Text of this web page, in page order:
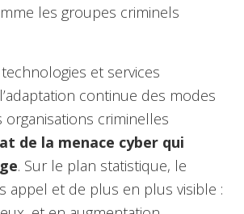
les groupes criminels
et services
continue des modes
criminelles
de la menace cyber qui
. Sur le plan statistique, le
appel et de plus en plus visible :